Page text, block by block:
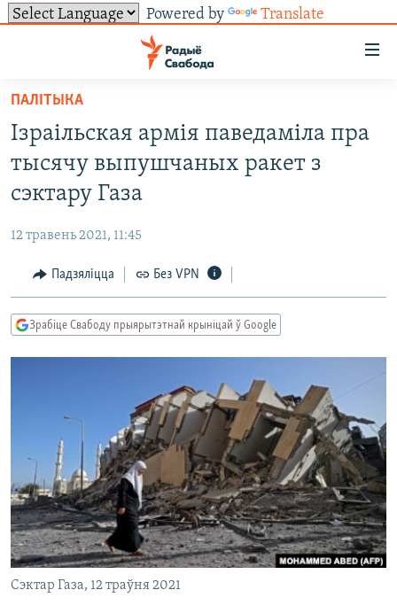
Powered by Translate
ўнівэрсальнага
доступу
Перайсьці
да
галоўнага
зьместу
Перайсьці
да
навігацыі
Перайсьці
да
УСЕ НАВІНЫ
ПАЛІТЫКА
ЭКАНОМІКА
КАЛЯНДАР
ТОЛЬКІ НА СВАБОДЗЕ
ГІСТОРЫЯ НА СВАБОДЗЕ
ПАДКАСТЫ
НА ХВАЛЯХ СВАБОДЫ
ПАДЗЯЛІЦЦА ІНФАРМАЦЫЯЙ
RSS
ПАДКАСТЫ
ПАЛІТЫКА
Ізраільская армія паведаміла пра
тысячу выпушчаных ракет з
сэктару Газа
12 травень 2021, 11:45
Падзяліцца Без VPN
Зрабіце Свабоду прыярытэтнай крыніцай ў Google
Сэктар Газа, 12 траўня 2021